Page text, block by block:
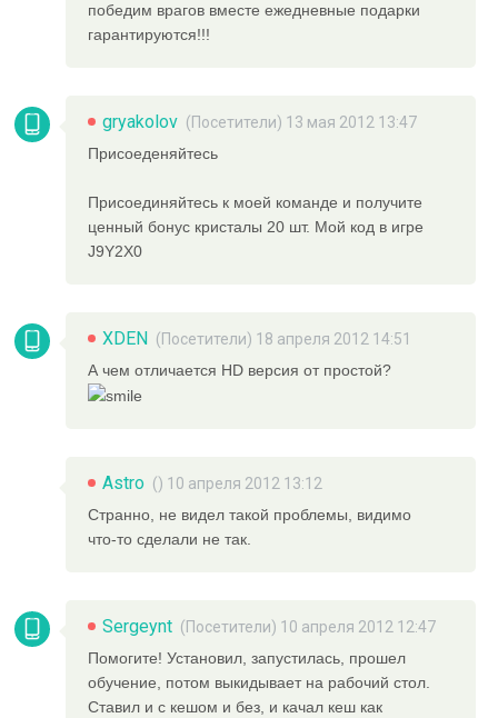
победим врагов вместе ежедневные подарки
гарантируются!!!
gryakolov (Посетители) 13 мая 2012 13:47
Присоеденяйтесь
Присоединяйтесь к моей команде и получите
ценный бонус кристалы 20 шт. Мой код в игре
J9Y2X0
XDEN (Посетители) 18 апреля 2012 14:51
А чем отличается HD версия от простой?
Astro () 10 апреля 2012 13:12
Странно, не видел такой проблемы, видимо
что-то сделали не так.
Sergeynt (Посетители) 10 апреля 2012 12:47
Помогите! Установил, запустилась, прошел
обучение, потом выкидывает на рабочий стол.
Ставил и с кешом и без, и качал кеш как